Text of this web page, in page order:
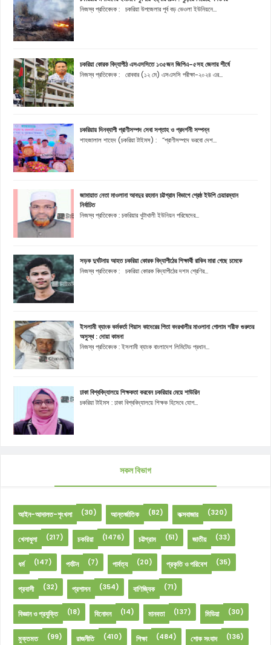
নিজস্ব প্রতিবেদক : চকরিয়া উপজেলার পূর্ব বড় ভেওলা ইউনিয়নে...
চকরিয়া কোরক বিদ্যাপীঠ এসএসসিতে ১৩৫জন জিপিএ-৫সহ জেলার শীর্ষে
নিজস্ব প্রতিবেদক : রোববার (১২ মে) এসএসসি পরীক্ষা-২০২৪ এর...
চকরিয়ায় দিনব্যাপী প্রাণীসম্পদ সেবা সপ্তাহ ও প্রদর্শনী সম্পন্ন
শাহজালাল শাহেদ (চকরিয়া টাইমস) : “প্রাণীসম্পদে ভরবো দেশ...
জামায়াত নেতা মাওলানা আবদুর রহমান চট্টগ্রাম বিভাগে শ্রেষ্ঠ ইউপি চেয়ারম্যান
নির্বাচিত
নিজস্ব প্রতিবেদক : চকরিয়ার খুটাখালী ইউনিয়ন পরিষেদের...
সড়ক দুর্ঘটনায় আহত চকরিয়া কোরক বিদ্যাপীঠের শিক্ষার্থী রাকিব মারা গেছে চমেকে
নিজস্ব প্রতিবেদক : চকরিয়া কোরক বিদ্যাপীঠের দশম শ্রেণির...
ইসলামী ব্যাংক কর্মকর্তা গিয়াস কাদেরের পিতা বদরখালীর মাওলানা গোলাম শরীফ গুরুতর
অসুস্থ : দোয়া কামনা
নিজস্ব প্রতিবেদক : ইসলামী ব্যাংক বাংলাদেশ লিমিটেড প্রধান...
ঢাকা বিশ্ববিদ্যালয়ে শিক্ষকতা করবেন চকরিয়ার মেয়ে শাউরিন
চকরিয়া টাইমস : ঢাকা বিশ্ববিদ্যালয়ে শিক্ষক হিসেবে যোগ...
সকল বিভাগ
আইন-আদালত-শৃংখলা (30) আন্তর্জাতিক (82) কক্সবাজার (320)
খেলাধুলা (217) চকরিয়া (1476) চট্টগ্রাম (51) জাতীয় (33)
ধর্ম (147) পর্যটন (7) পার্বত্য (20) প্রকৃতি ও পরিবেশ (35)
প্রবাসী (32) প্রশাসন (354) বাণিজ্যিক (71)
বিজ্ঞান ও প্রযুক্তি (18) বিনোদন (14) মানবতা (137) মিডিয়া (30)
মুক্তমত (99) রাজনীতি (410) শিক্ষা (484) শোক সংবাদ (136)